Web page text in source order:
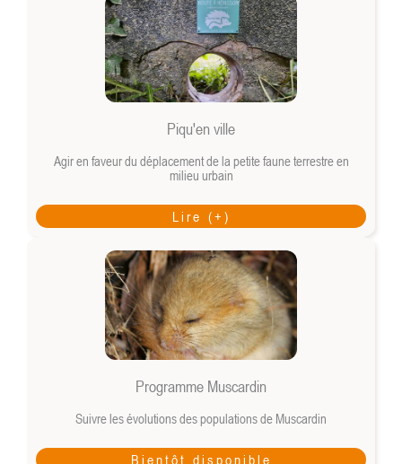
Piqu'en ville
Agir en faveur du déplacement de la petite faune terrestre en
milieu urbain
Lire (+)
Programme Muscardin
Suivre les évolutions des populations de Muscardin
Bientôt disponible